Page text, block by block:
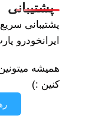
پشتیبانی
پشتیبانی
ایرانخودرو
همیشه
کنین :)